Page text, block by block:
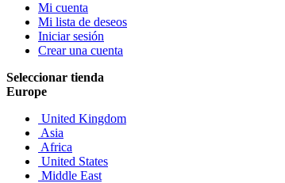
Mi cuenta
Mi lista de deseos
Iniciar sesión
Crear una cuenta
Seleccionar tienda
Europe
United Kingdom
Asia
Africa
United States
Middle East